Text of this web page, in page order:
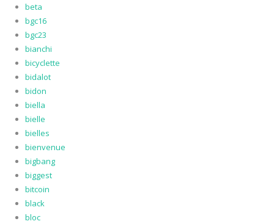
beta
bgc16
bgc23
bianchi
bicyclette
bidalot
bidon
biella
bielle
bielles
bienvenue
bigbang
biggest
bitcoin
black
bloc